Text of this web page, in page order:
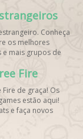
Conheça
os melhores
e mais grupos de
Fire
de graça! Os
estão aqui!
e faça novos